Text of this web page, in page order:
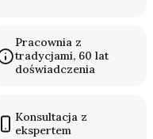
Pracownia z
tradycjami, 60 lat
doświadczenia
Konsultacja z
ekspertem